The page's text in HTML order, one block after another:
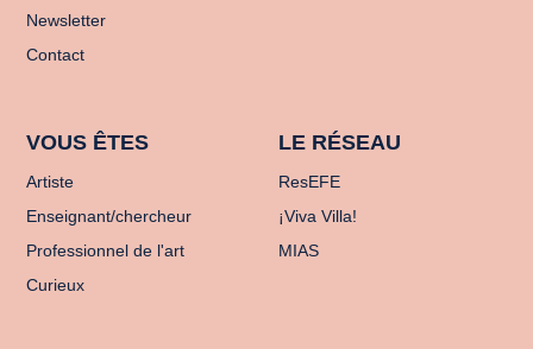
Newsletter
Contact
VOUS ÊTES
Artiste
Enseignant/chercheur
Professionnel de l'art
Curieux
LE RÉSEAU
ResEFE
¡Viva Villa!
MIAS